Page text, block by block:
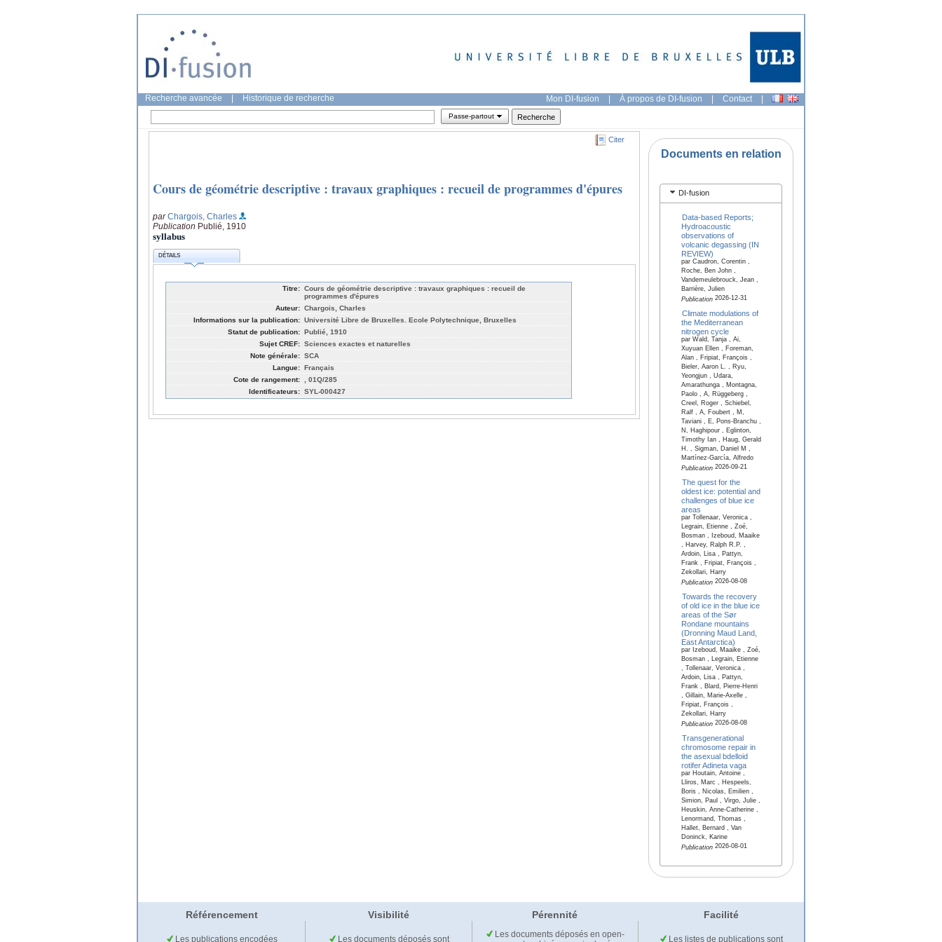
Recherche avancée Historique de recherche Mon DI-fusion | À propos de DI-fusion | Contact |
Passe-partout
Citer
Cours de géométrie descriptive : travaux graphiques : recueil de programmes d'épures
parChargois, Charles
Publication Publié, 1910
syllabus
DÉTAILS
Titre: Cours de géométrie descriptive : travaux graphiques : recueil de
programmes d'épures
Auteur: Chargois, Charles
Informations sur la publication: Université Libre de Bruxelles. Ecole Polytechnique, Bruxelles
Statut de publication: Publié, 1910
Sujet CREF: Sciences exactes et naturelles
Note générale: SCA
Langue: Français
Cote de rangement:
, 01Q/285
Identificateurs: SYL-000427
Documents en relation
DI-fusion
Data-based Reports;
Hydroacoustic
observations of
volcanic degassing (IN
REVIEW)
par Caudron, Corentin ,
Roche, Ben John ,
Vandemeulebrouck, Jean ,
Barrière, Julien
Publication2026-12-31
Climate modulations of
the Mediterranean
nitrogen cycle
par Wald, Tanja , Ai,
Xuyuan Ellen , Foreman,
Alan , Fripiat, François ,
Bieler, Aaron L. , Ryu,
Yeongjun , Udara,
Amarathunga , Montagna,
Paolo , A, Rüggeberg ,
Creel, Roger , Schiebel,
Ralf , A, Foubert , M,
Taviani , E, Pons-Branchu ,
N, Haghipour , Eglinton,
Timothy Ian , Haug, Gerald
H. , Sigman, Daniel M ,
Martínez-García, Alfredo
Publication2026-09-21
The quest for the
oldest ice: potential and
challenges of blue ice
areas
par Tollenaar, Veronica ,
Legrain, Etienne , Zoé,
Bosman , Izeboud, Maaike
, Harvey, Ralph R.P. ,
Ardoin, Lisa , Pattyn,
Frank , Fripiat, François ,
Zekollari, Harry
Publication2026-08-08
Towards the recovery
of old ice in the blue ice
areas of the Sør
Rondane mountains
(Dronning Maud Land,
East Antarctica)
par Izeboud, Maaike , Zoé,
Bosman , Legrain, Etienne
, Tollenaar, Veronica ,
Ardoin, Lisa , Pattyn,
Frank , Blard, Pierre-Henri
, Gillain, Marie-Axelle ,
Fripiat, François ,
Zekollari, Harry
Publication2026-08-08
Transgenerational
chromosome repair in
the asexual bdelloid
rotifer Adineta vaga
par Houtain, Antoine ,
Lliros, Marc , Hespeels,
Boris , Nicolas, Emilien ,
Simion, Paul , Virgo, Julie ,
Heuskin, Anne-Catherine ,
Lenormand, Thomas ,
Hallet, Bernard , Van
Doninck, Karine
Publication2026-08-01
Référencement Visibilité Pérennité Facilité
Les publications encodées Les documents déposés sont
Les documents déposés en open-
Les listes de publications sont